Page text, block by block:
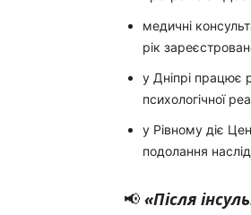
медичні
рік
у Дніпрі працює
психологічної
у Рівному діє
подолання
📢 «Після